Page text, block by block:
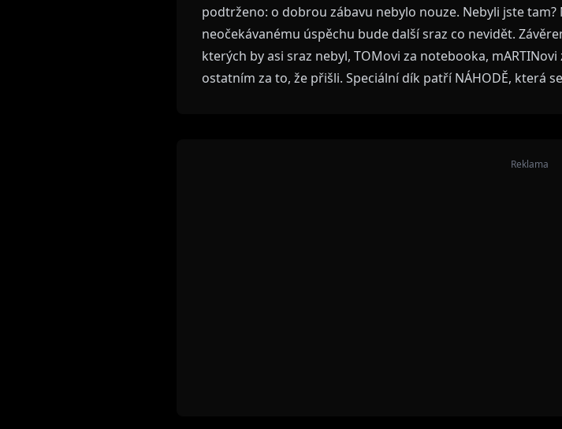
podtrženo: o dobrou zábavu nebylo nouze. Nebyli jste
neočekávanému úspěchu bude další sraz co nevidět.
kterých by asi sraz nebyl, TOMovi za notebooka,
ostatním za to, že přišli. Speciální dík patří NÁHODĚ, která
Reklama